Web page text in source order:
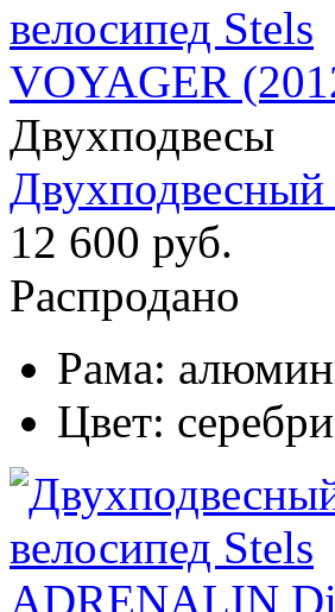
Двухподвесы
12 600 руб.
Распродано
Рама:
Цвет: